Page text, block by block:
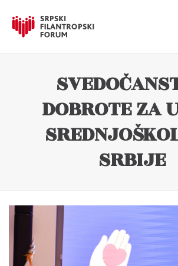
DOBROTE ZA
SRBIJE